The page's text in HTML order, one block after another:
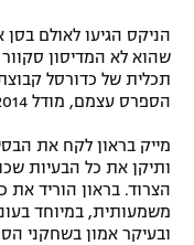
הניקס הגיעו לאולם בסן
שהוא לא המדיסון
תכלית של כדורסל
הספרס עצמם, מודל 2014.
מייק בראון לקח את
ותיקן את כל הבעיות
הצרוד. בראון הוריד
משמעותית, במיוחד
ובעיקר אמון בשחקני